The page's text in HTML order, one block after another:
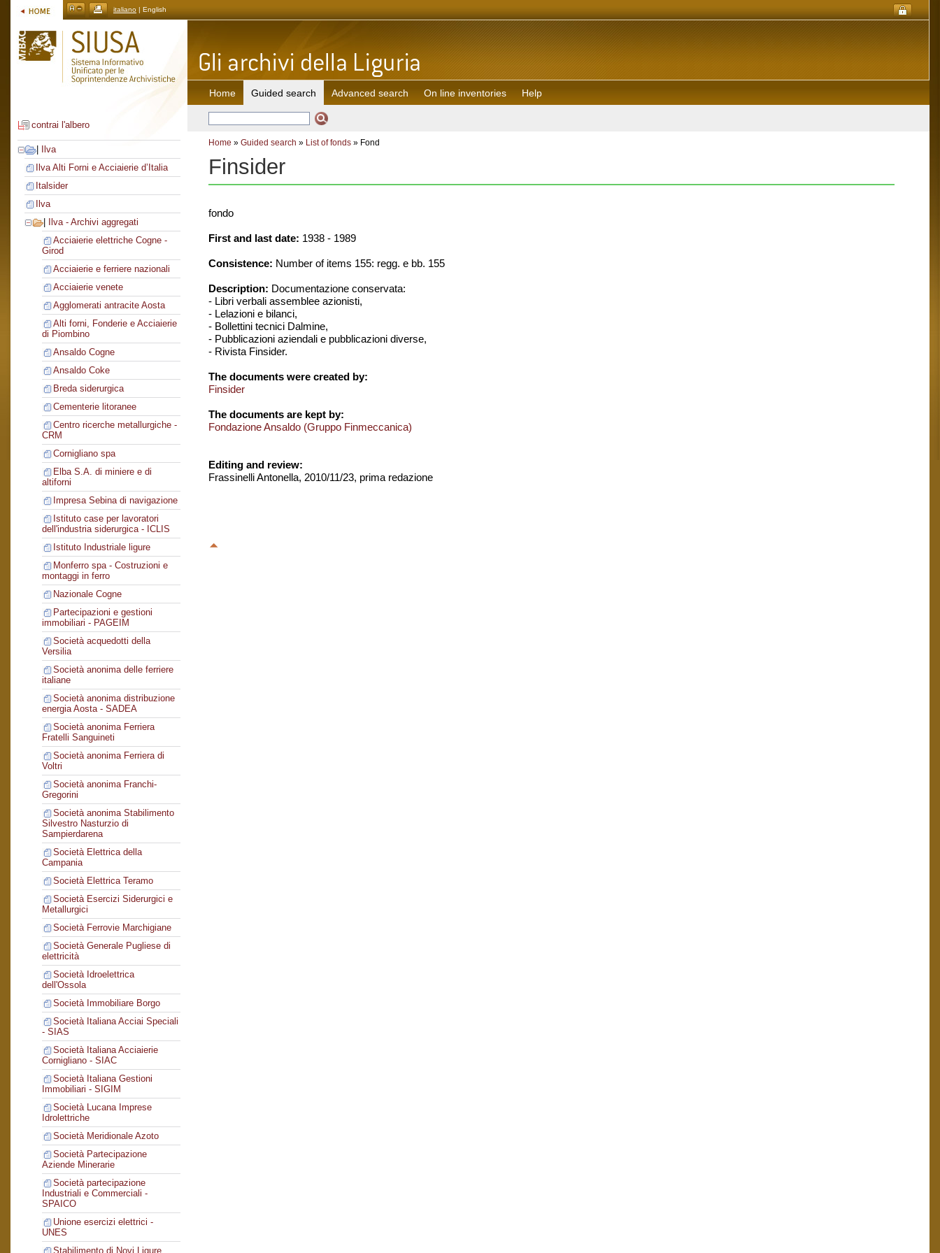
italiano | English
contrai l'albero
Ilva
Ilva Alti Forni e Acciaierie d’Italia
Italsider
Ilva
Ilva - Archivi aggregati
Acciaierie elettriche Cogne -
Girod
Acciaierie e ferriere nazionali
Acciaierie venete
Agglomerati antracite Aosta
Alti forni, Fonderie e Acciaierie
di Piombino
Ansaldo Cogne
Ansaldo Coke
Breda siderurgica
Cementerie litoranee
Centro ricerche metallurgiche -
CRM
Cornigliano spa
Elba S.A. di miniere e di
altiforni
Impresa Sebina di navigazione
Istituto case per lavoratori
dell'industria siderurgica - ICLIS
Istituto Industriale ligure
Monferro spa - Costruzioni e
montaggi in ferro
Nazionale Cogne
Partecipazioni e gestioni
immobiliari - PAGEIM
Società acquedotti della
Versilia
Società anonima delle ferriere
italiane
Società anonima distribuzione
energia Aosta - SADEA
Società anonima Ferriera
Fratelli Sanguineti
Società anonima Ferriera di
Voltri
Società anonima Franchi-
Gregorini
Società anonima Stabilimento
Silvestro Nasturzio di
Sampierdarena
Società Elettrica della
Campania
Società Elettrica Teramo
Società Esercizi Siderurgici e
Metallurgici
Società Ferrovie Marchigiane
Società Generale Pugliese di
elettricità
Società Idroelettrica
dell'Ossola
Società Immobiliare Borgo
Società Italiana Acciai Speciali
- SIAS
Società Italiana Acciaierie
Cornigliano - SIAC
Società Italiana Gestioni
Immobiliari - SIGIM
Società Lucana Imprese
Idrolettriche
Società Meridionale Azoto
Società Partecipazione
Aziende Minerarie
Società partecipazione
Industriali e Commerciali -
SPAICO
Unione esercizi elettrici -
UNES
Stabilimento di Novi Ligure
Home Guided search Advanced search On line inventories Help
Home » Guided search » List of fonds » Fond
Finsider
fondo
First and last date: 1938 - 1989
Consistence: Number of items 155: regg. e bb. 155
Description: Documentazione conservata:
- Libri verbali assemblee azionisti,
- Lelazioni e bilanci,
- Bollettini tecnici Dalmine,
- Pubblicazioni aziendali e pubblicazioni diverse,
- Rivista Finsider.
The documents were created by:
Finsider
The documents are kept by:
Fondazione Ansaldo (Gruppo Finmeccanica)
Editing and review:
Frassinelli Antonella, 2010/11/23, prima redazione